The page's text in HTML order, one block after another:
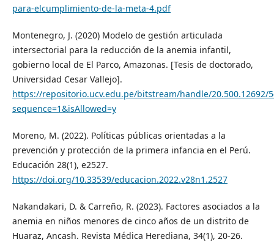
para-elcumplimiento-de-la-meta-4.pdf
Montenegro, J. (2020) Modelo de gestión articulada
intersectorial para la reducción de la anemia infantil,
gobierno local de El Parco, Amazonas. [Tesis de doctorado,
Universidad Cesar Vallejo].
https://repositorio.ucv.edu.pe/bitstream/handle/20.500.12692/
sequence=1&isAllowed=y
Moreno, M. (2022). Políticas públicas orientadas a la
prevención y protección de la primera infancia en el Perú.
Educación 28(1), e2527.
https://doi.org/10.33539/educacion.2022.v28n1.2527
Nakandakari, D. & Carreño, R. (2023). Factores asociados a la
anemia en niños menores de cinco años de un distrito de
Huaraz, Ancash. Revista Médica Herediana, 34(1), 20-26.